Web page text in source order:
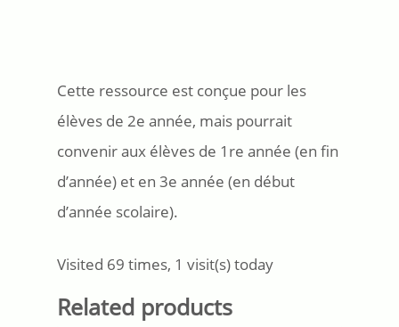
Cette ressource est conçue pour les
élèves de 2e année, mais pourrait
convenir aux élèves de 1re année (en fin
d’année) et en 3e année (en début
d’année scolaire).
Visited 69 times, 1 visit(s) today
Related products